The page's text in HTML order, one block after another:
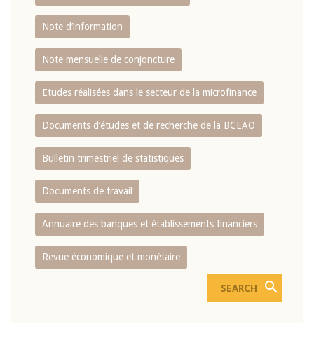
Note d’information
Note mensuelle de conjoncture
Etudes réalisées dans le secteur de la microfinance
Documents d’études et de recherche de la BCEAO
Bulletin trimestriel de statistiques
Documents de travail
Annuaire des banques et établissements financiers
Revue économique et monétaire